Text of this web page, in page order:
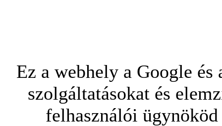
Ez a webhely a Google
szolgáltatásokat és
felhasználói